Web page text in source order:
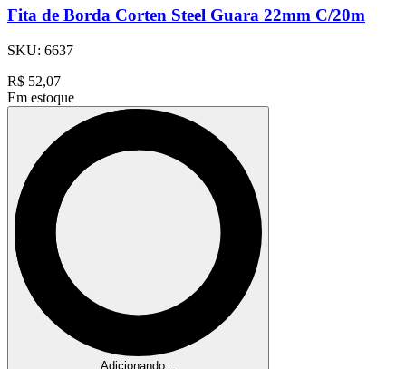
Fita de Borda Corten Steel Guara 22mm C/20m
SKU: 6637
R$ 52,07
Em estoque
Adicionando...